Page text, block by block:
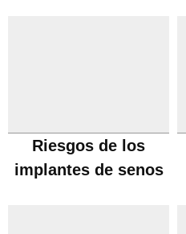
Riesgos de los
implantes de senos